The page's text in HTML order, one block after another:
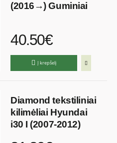
(2016→) Guminiai
40.50€
Į krepšelį
Diamond tekstiliniai
kilimėliai Hyundai
i30 I (2007-2012)